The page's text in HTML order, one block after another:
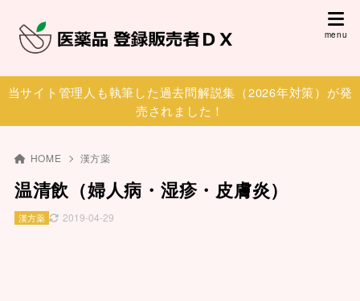
当サイト管理人も執筆した過去問解説集（2026年対策）が発
売されました！
HOME 漢方薬
温清飲（婦人病・湿疹・皮膚炎）
2019-04-29
漢方薬